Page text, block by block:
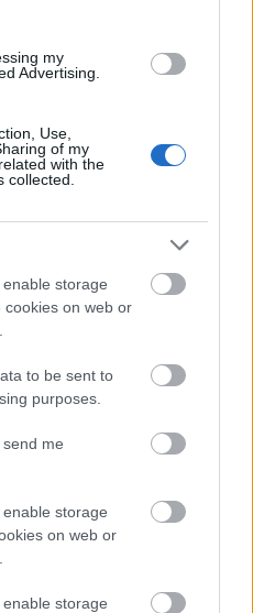
my
Advertising.
Use,
of my
with the
collected.
storage
cookies on web or
to be sent to
purposes.
me
storage
on web or
storage
Like και
διασκέδαση και
παρακαλώ σκεφτείτε
κάνοντας Liking και
από αυτή